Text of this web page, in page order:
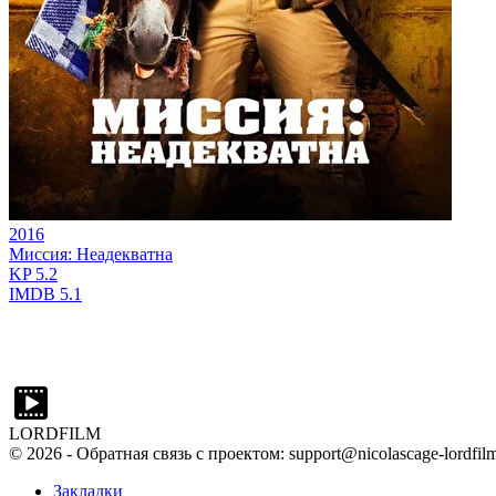
2016
Миссия: Неадекватна
KP5.2
IMDB 5.1
LORDFILM
© 2026 - Обратная связь с проектом: support@nicolascage-
Закладки